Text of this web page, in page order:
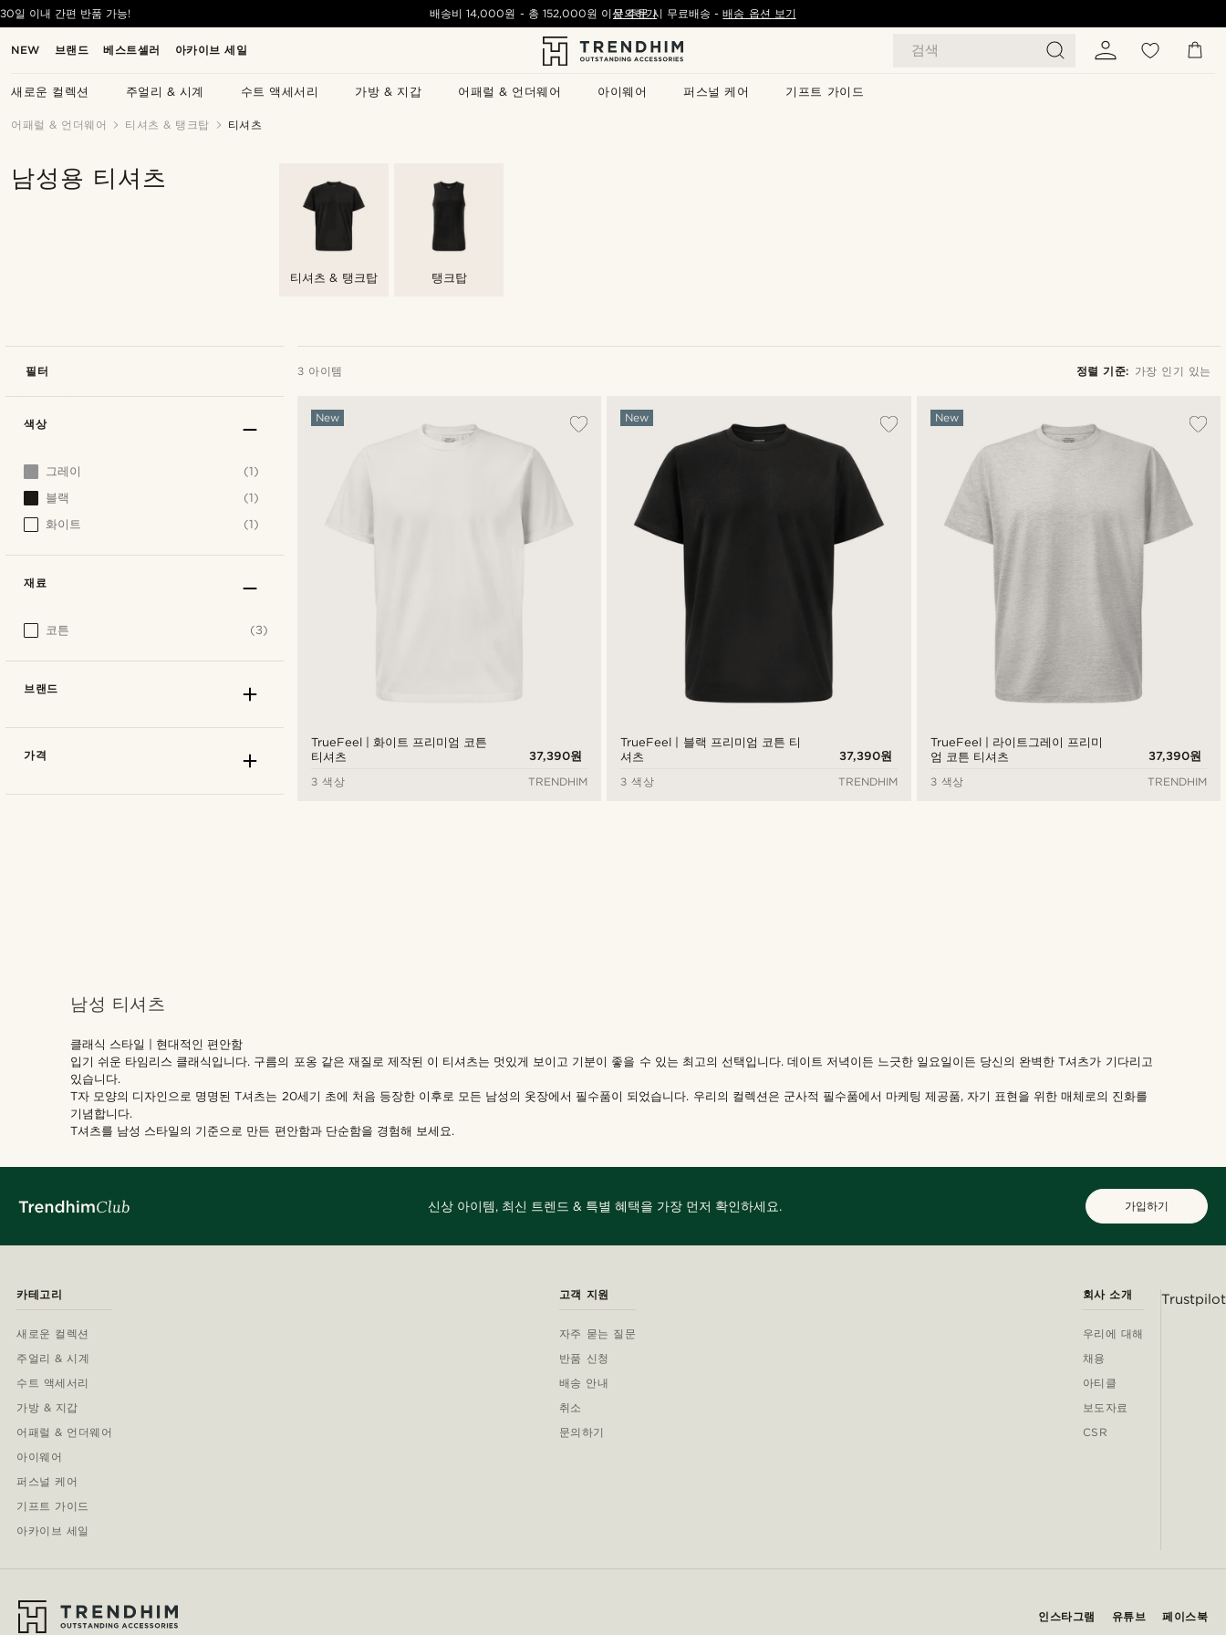
NEW 브랜드 베스트셀러 아카이브 세일 검색
새로운 컬렉션 주얼리 & 시계 수트 액세서리 가방 & 지갑 어패럴 & 언더웨어 아이웨어 퍼스널 케어 기프트 가이드
30일 이내 간편 반품 가능! 배송비14,000원 - 총 152,000원 이상 주문 시 무료배송- 배송 옵션 보기
문의하기
어패럴 & 언더웨어 티셔츠 & 탱크탑 티셔츠
남성용 티셔츠
티셔츠 & 탱크탑 탱크탑
필터 3 아이템 정렬 기준: 가장 인기 있는
최신순
낮은가격순
TrueFeel | 화이트 프리미엄 코튼
티셔츠
New
37,390원
3 색상
TRENDHIM
TrueFeel | 블랙 프리미엄 코튼 티
셔츠
New
37,390원
3 색상
TRENDHIM
TrueFeel | 라이트그레이 프리미
엄 코튼 티셔츠
New
37,390원
3 색상
TRENDHIM
색상
그레이
(1)
블랙
(1)
화이트
(1)
재료
코튼 (3)
브랜드
가격
원 원
남성 티셔츠
클래식 스타일 | 현대적인 편안함
입기 쉬운 타임리스 클래식입니다. 구름의 포옹 같은 재질로 제작된 이 티셔츠는 멋있게 보이고 기분이 좋을 수 있는 최고의 선택입니다. 데이트 저녁이든 느긋한 일요일이든 당신의 완벽한 T셔츠가 기다리고
있습니다.
T자 모양의 디자인으로 명명된 T셔츠는 20세기 초에 처음 등장한 이후로 모든 남성의 옷장에서 필수품이 되었습니다. 우리의 컬렉션은 군사적 필수품에서 마케팅 제공품, 자기 표현을 위한 매체로의 진화를
기념합니다.
T셔츠를 남성 스타일의 기준으로 만든 편안함과 단순함을 경험해 보세요.
신상 아이템, 최신 트렌드 & 특별 혜택을 가장 먼저 확인하세요. 가입하기
카테고리
새로운 컬렉션
주얼리 & 시계
수트 액세서리
가방 & 지갑
어패럴 & 언더웨어
아이웨어
퍼스널 케어
기프트 가이드
아카이브 세일
고객 지원
자주 묻는 질문
반품 신청
배송 안내
취소
문의하기
회사 소개
우리에 대해
채용
아티클
보도자료
CSR
Trustpilot
인스타그램 유튜브 페이스북